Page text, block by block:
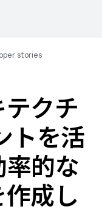
stories
クチ
トを活
的な
成し